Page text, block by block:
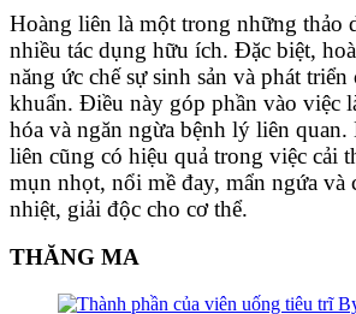
Hoàng liên là một trong những thảo
nhiều tác dụng hữu ích. Đặc biệt,
năng ức chế sự sinh sản và phát
khuẩn. Điều này góp phần vào việc
hóa và ngăn ngừa bệnh lý liên quan.
liên cũng có hiệu quả trong việc cải
mụn nhọt, nổi mề đay, mẩn ngứa và
nhiệt, giải độc cho cơ thể.
THĂNG MA